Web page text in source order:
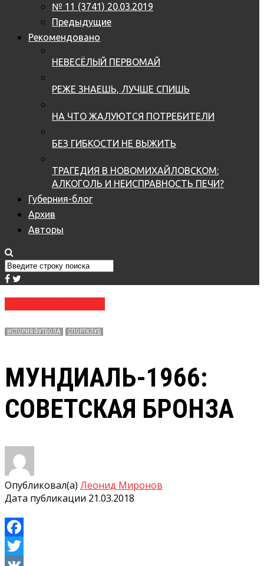
№ 11 (3741) 20.03.2019
Предыдущие
Рекомендовано
НЕВЕСЁЛЫЙ ПЕРВОМАЙ
РЕЖЕ ЗНАЕШЬ, ЛУЧШЕ СПИШЬ
НА ЧТО ЖАЛУЮТСЯ ПОТРЕБИТЕЛИ
БЕЗ ГИБКОСТИ НЕ ВЫЖИТЬ
ТРАГЕДИЯ В НОВОМИХАЙЛОВСКОМ:
АЛКОГОЛЬ И НЕИСПРАВНОСТЬ ПЕЧИ?
Губерния-блог
Архив
Авторы
ИСТОРИЯ ФУТБОЛА СПОРТКЛУБ
МУНДИАЛЬ-1966:
СОВЕТСКАЯ БРОНЗА
Опубликовал(а) Леонид Миронов
Дата публикации 21.03.2018
Facebook